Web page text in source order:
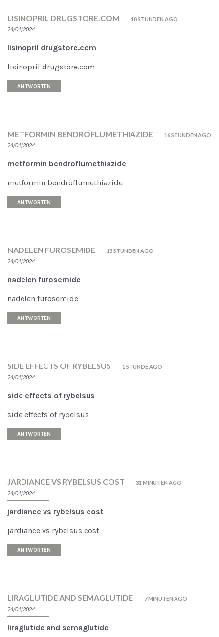
LISINOPRIL DRUGSTORE.COM
18 STUNDEN AGO
24/01/2024
lisinopril drugstore.com
lisinopril drugstore.com
ANTWORTEN
METFORMIN BENDROFLUMETHIAZIDE
16 STUNDEN AGO
24/01/2024
metformin bendroflumethiazide
metformin bendroflumethiazide
ANTWORTEN
NADELEN FUROSEMIDE
13 STUNDEN AGO
24/01/2024
nadelen furosemide
nadelen furosemide
ANTWORTEN
SIDE EFFECTS OF RYBELSUS
1 STUNDE AGO
24/01/2024
side effects of rybelsus
side effects of rybelsus
ANTWORTEN
JARDIANCE VS RYBELSUS COST
31 MINUTEN AGO
24/01/2024
jardiance vs rybelsus cost
jardiance vs rybelsus cost
ANTWORTEN
LIRAGLUTIDE AND SEMAGLUTIDE
7 MINUTEN AGO
24/01/2024
liraglutide and semaglutide